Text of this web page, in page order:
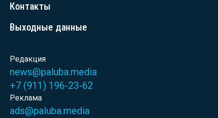
Контакты
Выходные данные
Редакция
news@paluba.media
+7 (911) 196-23-62
Реклама
ads@paluba.media